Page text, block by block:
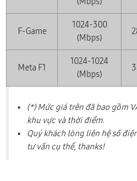
F-Game
1024-300
(Mbps)
Meta F1
1024-1024
(Mbps)
(*) Mức giá trên đã bao gồm
khu vực và thời điểm.
Quý khách lòng liên hệ số
tư vấn cụ thể, thanks!